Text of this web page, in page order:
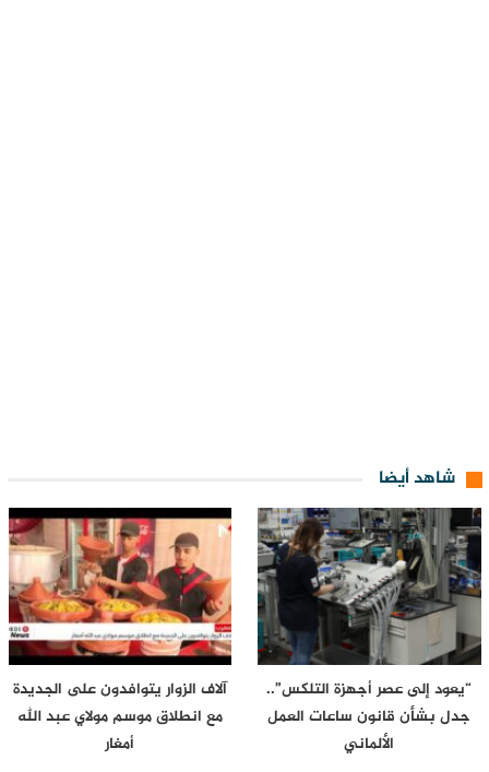
شاهد أيضا
“يعود إلى عصر أجهزة التلكس”..
جدل بشأن قانون ساعات العمل
الألماني
آلاف الزوار يتوافدون على الجديدة
مع انطلاق موسم مولاي عبد الله
أمغار